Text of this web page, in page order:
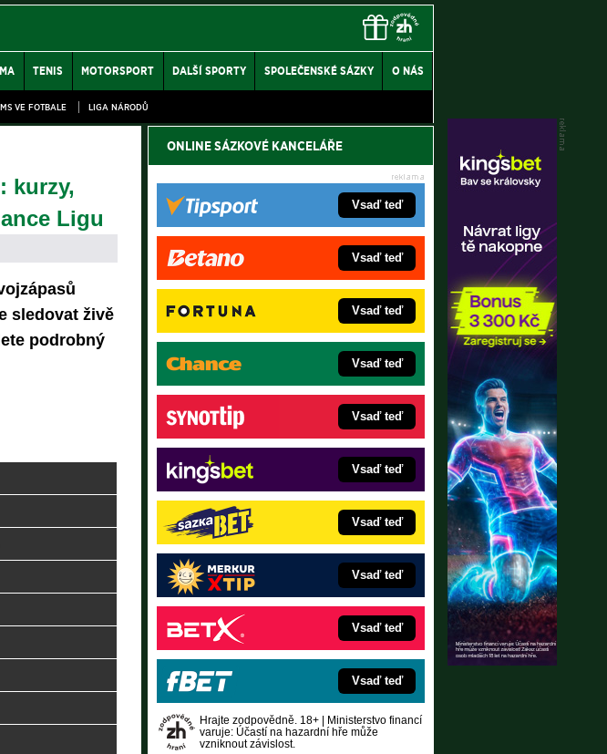
TENIS MOTORSPORT DALŠÍ SPORTY SPOLEČENSKÉ SÁZKY O NÁS
MS VE FOTBALE LIGA NÁRODŮ
kurzy,
Ligu
sledovat živě
podrobný
ONLINE SÁZKOVÉ KANCELÁŘE
Vsaď teď
Vsaď teď
Vsaď teď
Vsaď teď
Vsaď teď
Vsaď teď
Vsaď teď
Vsaď teď
Vsaď teď
Vsaď teď
Hrajte zodpovědně. 18+ | Ministerstvo financí
varuje: Účastí na hazardní hře může
vzniknout závislost.